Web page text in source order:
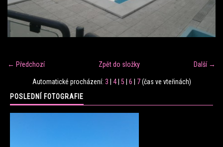
FITNESS TRÉNINK
FIT CLUB VERONIKA
← Předchozí Další →
Zpět do složky
Automatické procházení: 3 | 4| 5 | 6 | 7(čas ve vteřinách)
POSLEDNÍ FOTOGRAFIE